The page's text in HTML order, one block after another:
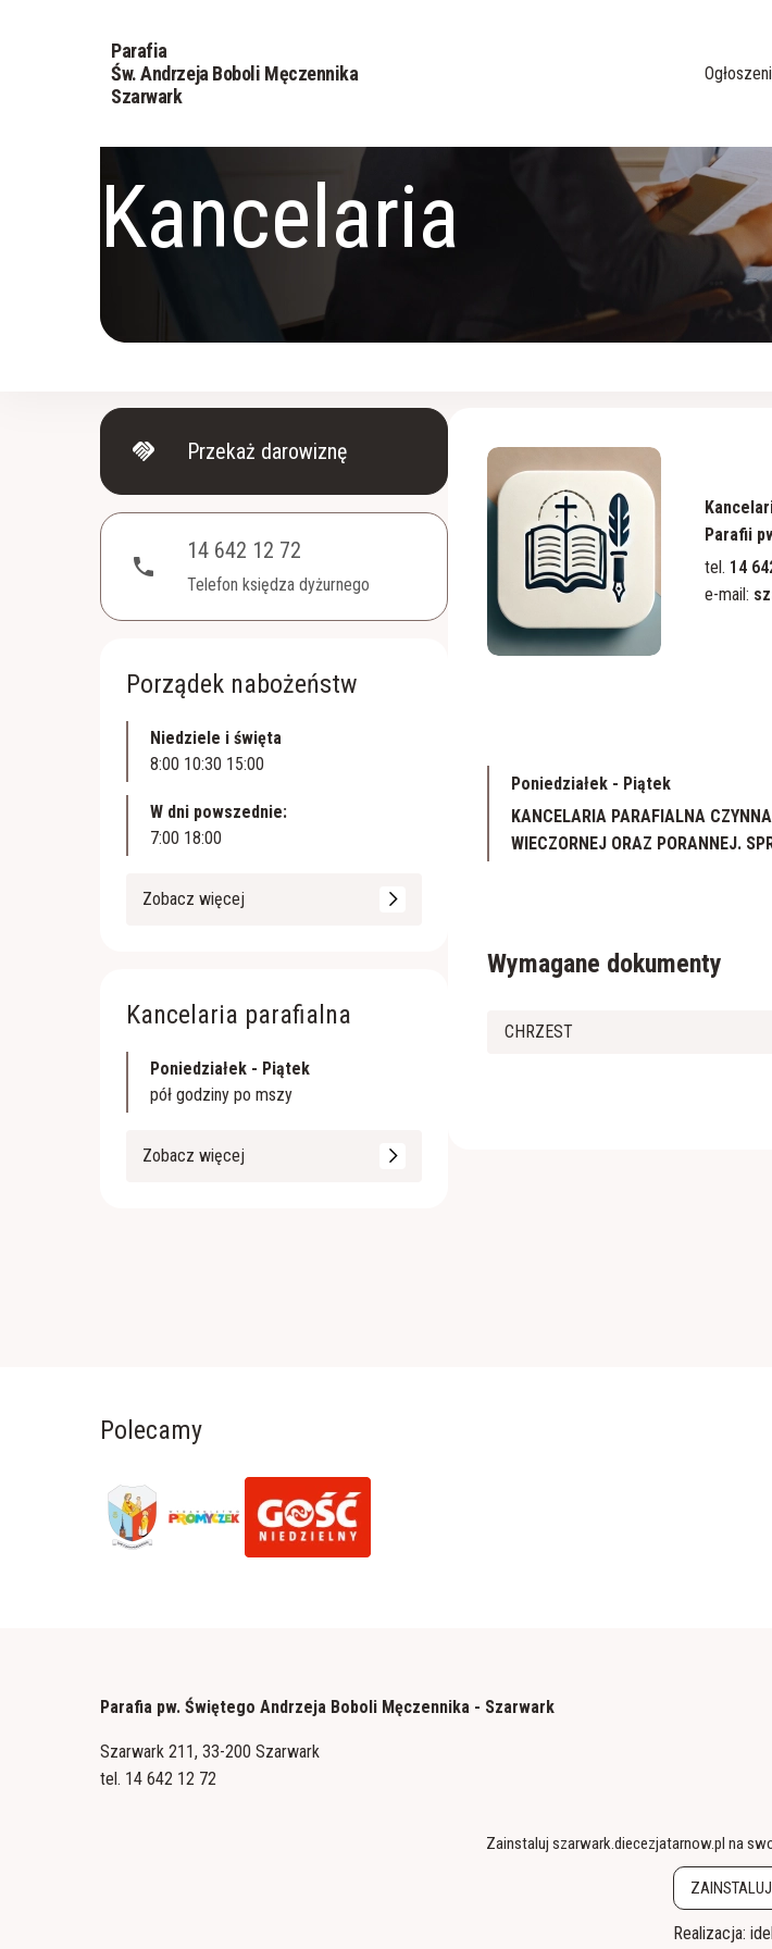
Parafia
Św. Andrzeja Boboli Męczennika
Szarwark
Kancelaria
handshake Przekaż darowiznę
phone
14 642 12 72
Telefon księdza dyżurnego
Porządek nabożeństw
Niedziele i święta
8:00 10:30 15:00
W dni powszednie:
7:00 18:00
Zobacz więcej
Kancelaria parafialna
Poniedziałek - Piątek
pół godziny po mszy
Zobacz więcej
Parafii
tel. 14
e-mail:
Poniedziałek - Piątek
KANCELARIA PARAFIALNA
WIECZORNEJ ORAZ PORANNEJ.
Wymagane dokumenty
CHRZEST
Polecamy
Parafia pw. Świętego Andrzeja Boboli Męczennika - Szarwark
Szarwark 211, 33-200 Szarwark
tel. 14 642 12 72
Zainstaluj szarwark.diecezjatarnow.pl na
ZAINSTALUJ
Realizacja: